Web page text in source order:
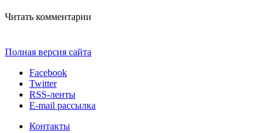
Читать комментарии
Полная версия сайта
Facebook
Twitter
RSS-ленты
E-mail рассылка
Контакты